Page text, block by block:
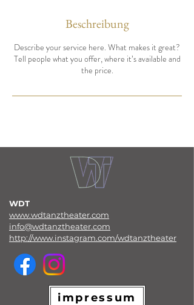
Beschreibung
Describe your service here. What makes it great?
Tell people what you offer, where it’s available and
the price.
WDT
www.wdtanztheater.com
info@wdtanztheater.com
http://www.instagram.com/wdtanztheater
impressum